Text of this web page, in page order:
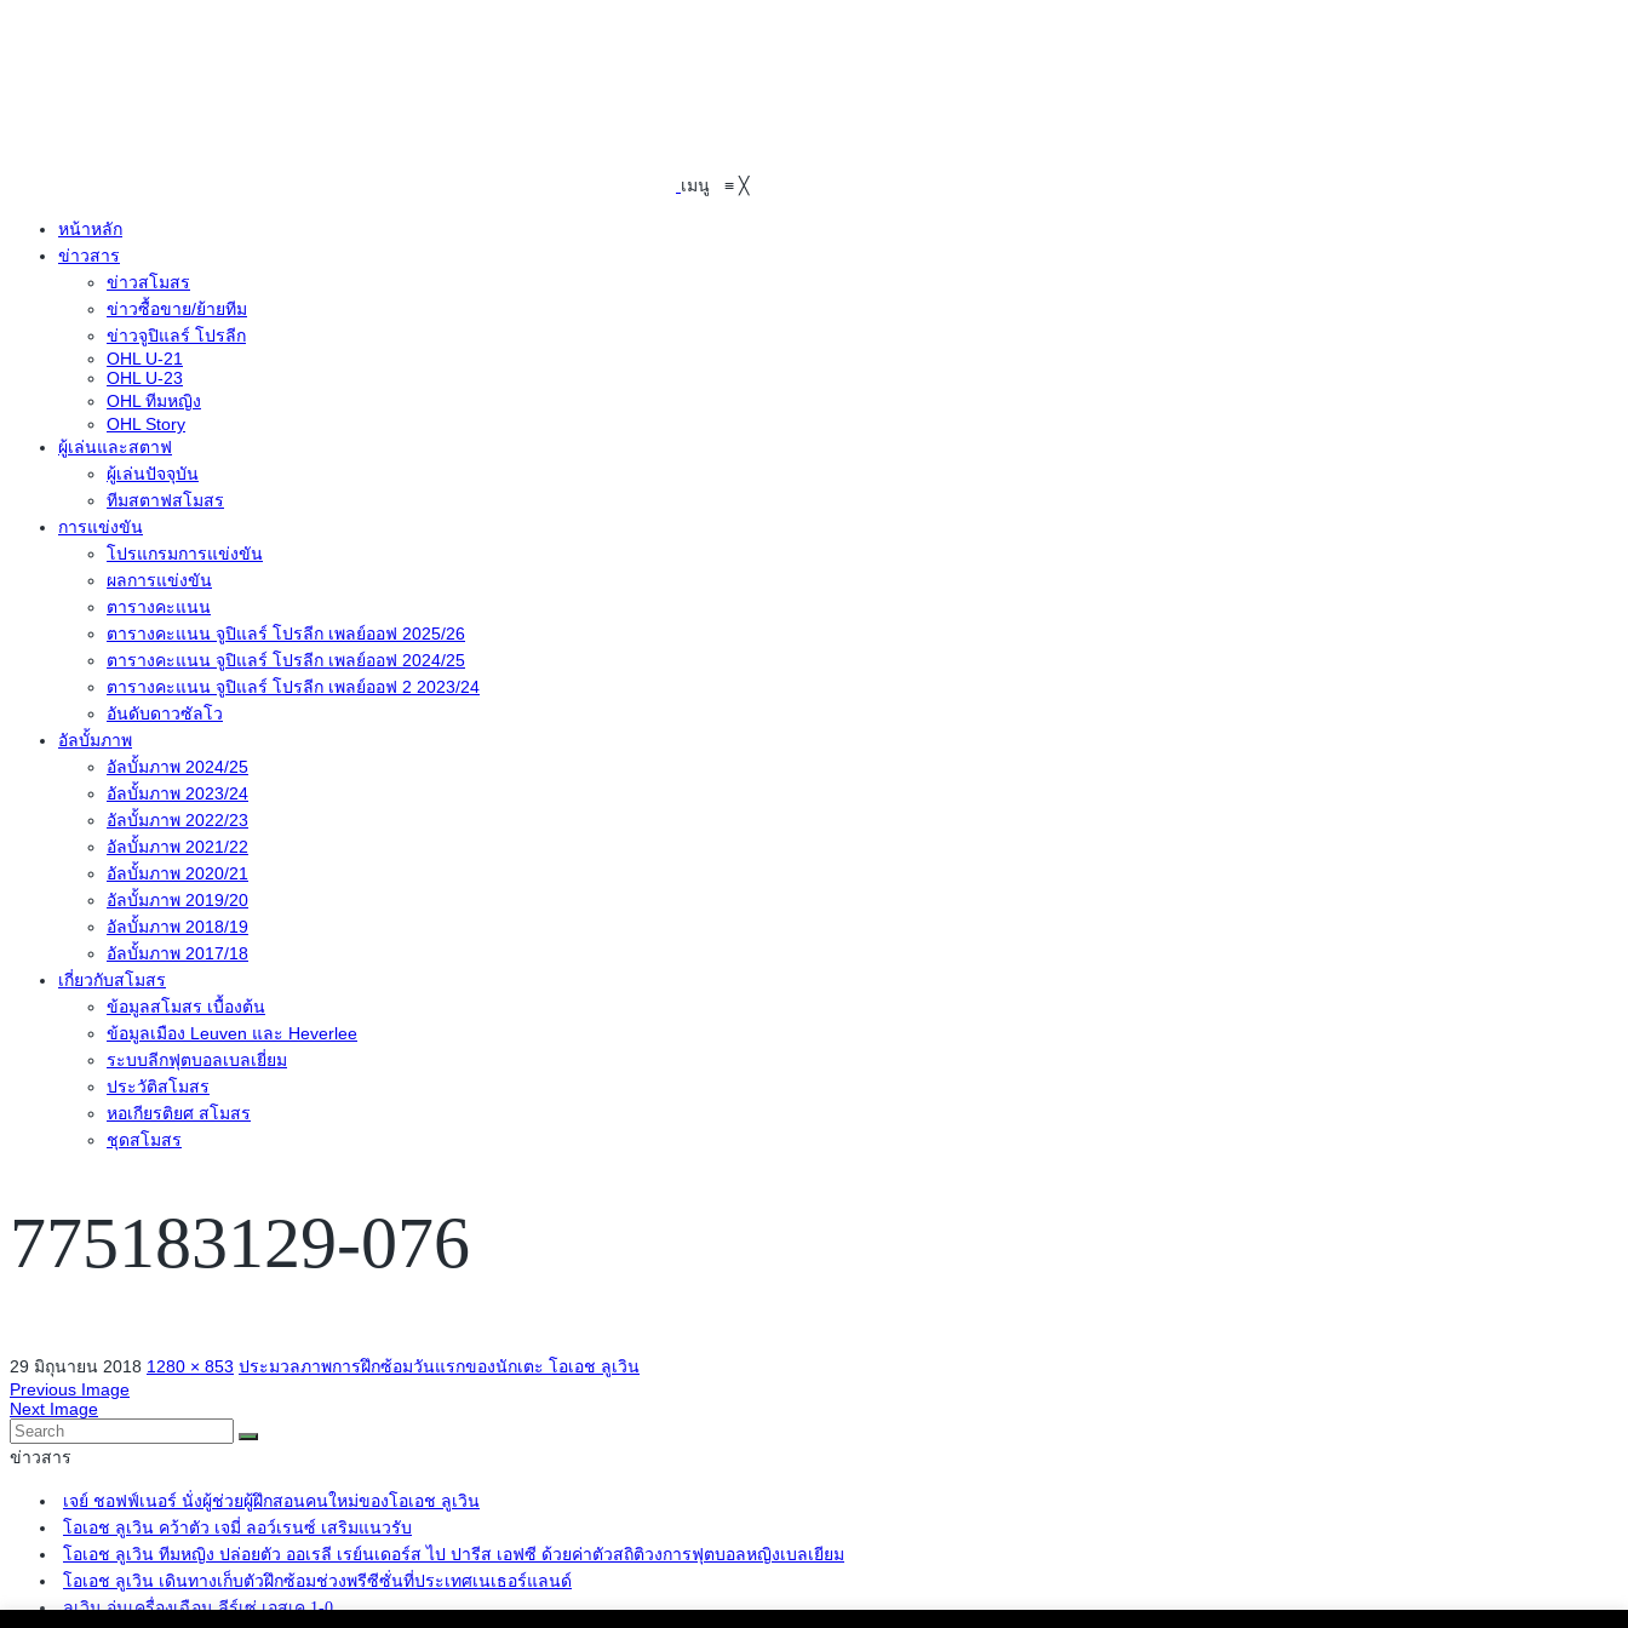
เมนู ≡ ╳
หน้าหลัก
ข่าวสาร
ข่าวสโมสร
ข่าวซื้อขาย/ย้ายทีม
ข่าวจูปิแลร์ โปรลีก
OHL U-21
OHL U-23
OHL ทีมหญิง
OHL Story
ผู้เล่นและสตาฟ
ผู้เล่นปัจจุบัน
ทีมสตาฟสโมสร
การแข่งขัน
โปรแกรมการแข่งขัน
ผลการแข่งขัน
ตารางคะแนน
ตารางคะแนน จูปิแลร์ โปรลีก เพลย์ออฟ 2025/26
ตารางคะแนน จูปิแลร์ โปรลีก เพลย์ออฟ 2024/25
ตารางคะแนน จูปิแลร์ โปรลีก เพลย์ออฟ 2 2023/24
อันดับดาวซัลโว
อัลบั้มภาพ
อัลบั้มภาพ 2024/25
อัลบั้มภาพ 2023/24
อัลบั้มภาพ 2022/23
อัลบั้มภาพ 2021/22
อัลบั้มภาพ 2020/21
อัลบั้มภาพ 2019/20
อัลบั้มภาพ 2018/19
อัลบั้มภาพ 2017/18
เกี่ยวกับสโมสร
ข้อมูลสโมสร เบื้องต้น
ข้อมูลเมือง Leuven และ Heverlee
ระบบลีกฟุตบอลเบลเยี่ยม
ประวัติสโมสร
หอเกียรติยศ สโมสร
ชุดสโมสร
775183129-076
29 มิถุนายน 2018 1280 × 853 ประมวลภาพการฝึกซ้อมวันแรกของนักเตะ โอเอช ลูเวิน
Previous Image
Next Image
ข่าวสาร
เจย์ ชอฟฟ์เนอร์ นั่งผู้ช่วยผู้ฝึกสอนคนใหม่ของโอเอช ลูเวิน
โอเอช ลูเวิน คว้าตัว เจมี่ ลอว์เรนซ์ เสริมแนวรับ
โอเอช ลูเวิน ทีมหญิง ปล่อยตัว ออเรลี เรย์นเดอร์ส ไป ปารีส เอฟซี ด้วยค่าตัวสถิติวงการฟุตบอลหญิงเบลเยียม
โอเอช ลูเวิน เดินทางเก็บตัวฝึกซ้อมช่วงพรีซีซั่นที่ประเทศเนเธอร์แลนด์
ลูเวิน อุ่นเครื่องเฉือน ลีร์เซ่ เอสเค 1-0